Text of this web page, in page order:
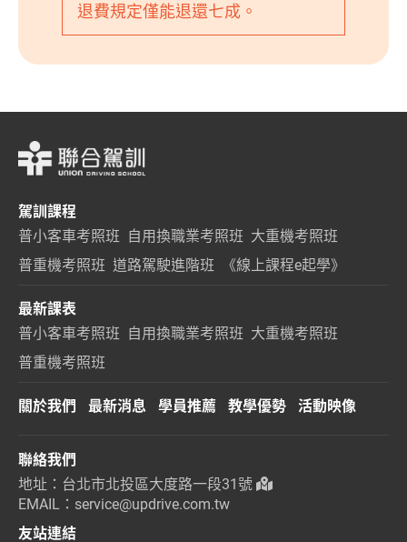
退費規定僅能退還七成。
駕訓課程
普小客車考照班 自用換職業考照班 大重機考照班
普重機考照班 道路駕駛進階班 《線上課程e起學》
最新課表
普小客車考照班 自用換職業考照班 大重機考照班
普重機考照班
關於我們 最新消息 學員推薦 教學優勢 活動映像
聯絡我們
地址：台北市北投區大度路一段31號
EMAIL：service@updrive.com.tw
友站連結